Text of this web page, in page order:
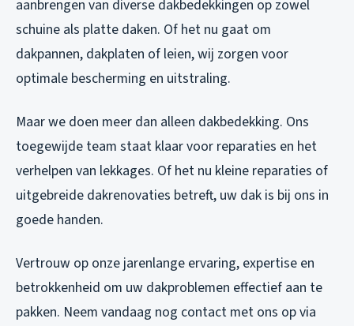
aanbrengen van diverse dakbedekkingen op zowel
schuine als platte daken. Of het nu gaat om
dakpannen, dakplaten of leien, wij zorgen voor
optimale bescherming en uitstraling.
Maar we doen meer dan alleen dakbedekking. Ons
toegewijde team staat klaar voor reparaties en het
verhelpen van lekkages. Of het nu kleine reparaties of
uitgebreide dakrenovaties betreft, uw dak is bij ons in
goede handen.
Vertrouw op onze jarenlange ervaring, expertise en
betrokkenheid om uw dakproblemen effectief aan te
pakken. Neem vandaag nog contact met ons op via